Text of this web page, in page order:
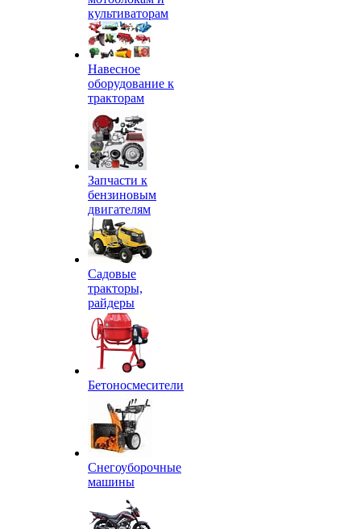
культиваторам
Навесное
оборудование к
тракторам
Запчасти к
бензиновым
двигателям
Садовые
тракторы,
райдеры
Бетоносмесители
Снегоуборочные
машины